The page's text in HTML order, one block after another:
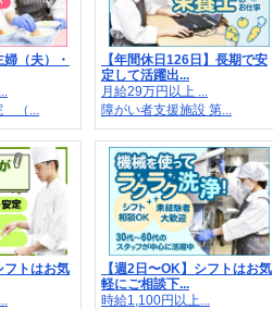
婦（夫）・
（...
【年間休日126日】長期で安
定して活躍出...
月給29万円以上 ...
障がい者支援施設 第...
フトはお気
【週2日〜OK】シフトはお気
軽にご相談下...
時給1,100円以上...